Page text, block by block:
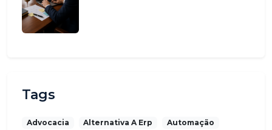
Tags
Advocacia Alternativa A Erp Automação